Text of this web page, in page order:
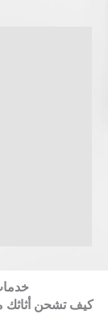
كيف تشحن